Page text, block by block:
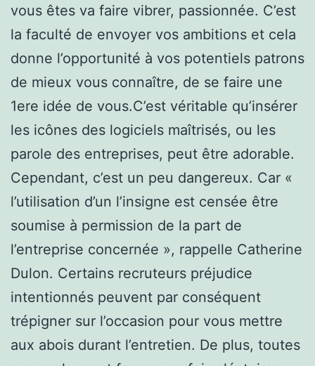
vous êtes va faire vibrer, passionnée. C’est
la faculté de envoyer vos ambitions et cela
donne l’opportunité à vos potentiels patrons
de mieux vous connaître, de se faire une
1ere idée de vous.C’est véritable qu’insérer
les icônes des logiciels maîtrisés, ou les
parole des entreprises, peut être adorable.
Cependant, c’est un peu dangereux. Car «
l’utilisation d’un l’insigne est censée être
soumise à permission de la part de
l’entreprise concernée », rappelle Catherine
Dulon. Certains recruteurs préjudice
intentionnés peuvent par conséquent
trépigner sur l’occasion pour vous mettre
aux abois durant l’entretien. De plus, toutes